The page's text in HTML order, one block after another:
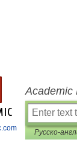
Academic